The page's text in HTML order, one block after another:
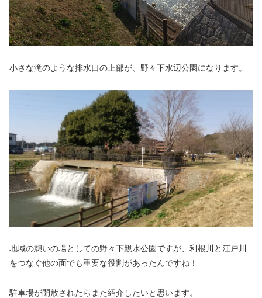
小さな滝のような排水口の上部が、野々下水辺公園になります。
地域の憩いの場としての野々下親水公園ですが、利根川と江戸川
をつなぐ他の面でも重要な役割があったんですね！
駐車場が開放されたらまた紹介したいと思います。